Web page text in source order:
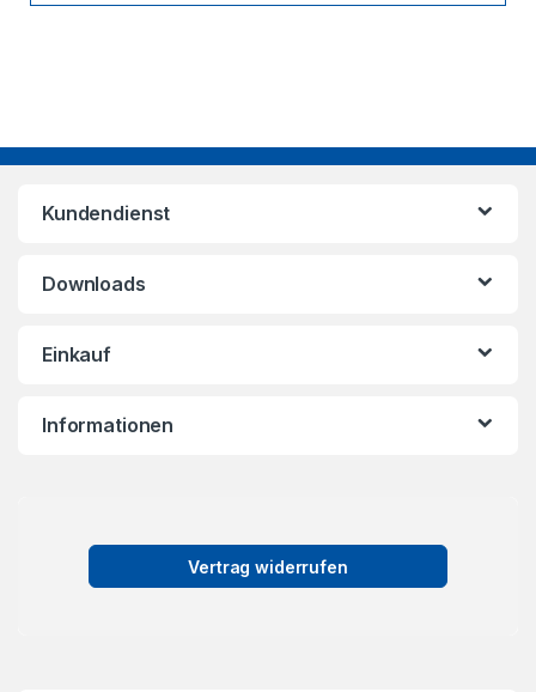
Kundendienst
Downloads
Einkauf
Informationen
Vertrag widerrufen